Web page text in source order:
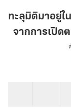
มา
อยู่
ใน
ร่
ห
ยุค
ฉัน
ทะลุมิติมาอยู่ใ
จากการเปิด